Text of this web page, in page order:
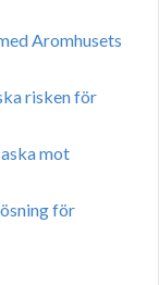
Aromhusets
risken för
mot
för